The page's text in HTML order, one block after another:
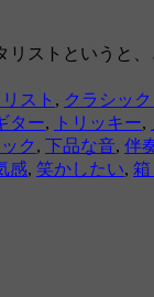
ストというと
スト , クラシッ
ター, トリッキー,
ク , 下品な音, 伴
感, 笑かしたい, 箱